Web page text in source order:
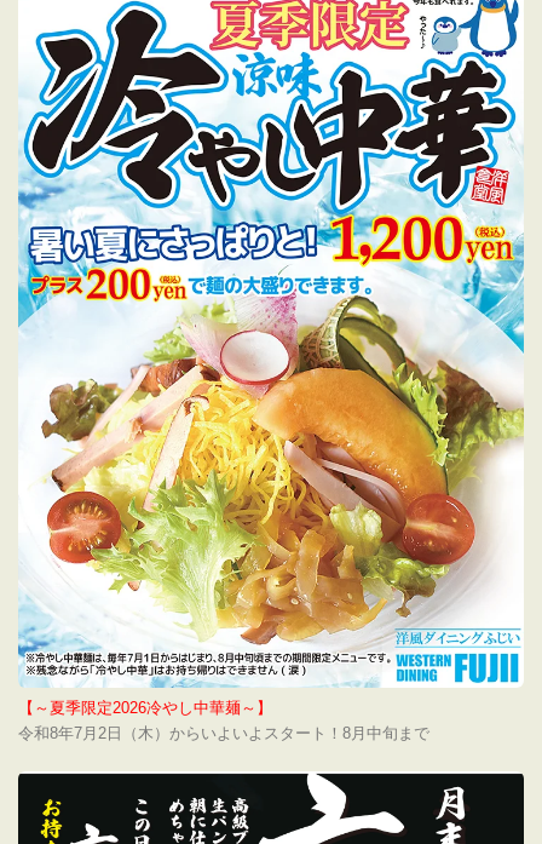
【～夏季限定2026冷やし中華麺～】
令和8年7月2日（木）からいよいよスタート！8月中旬まで